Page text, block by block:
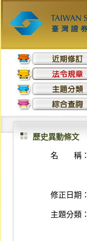
歷史異動條文
名 稱：
修正日期：
主題分類：